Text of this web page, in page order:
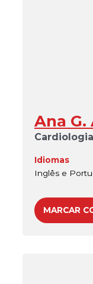
Ana
Cardiologia
Idiomas
Inglês e
MARCAR